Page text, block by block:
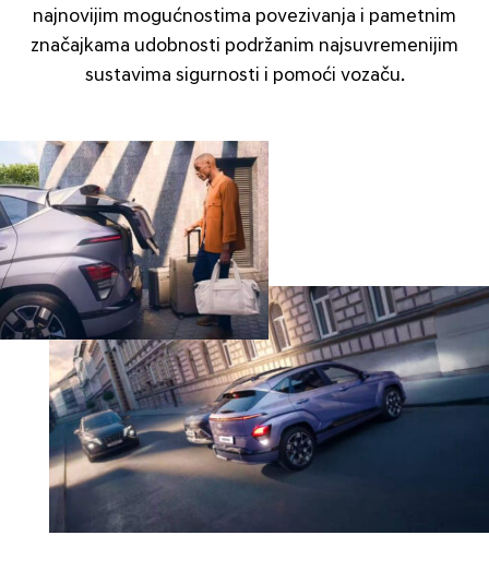
najnovijim mogućnostima povezivanja i pametnim
značajkama udobnosti podržanim najsuvremenijim
sustavima sigurnosti i pomoći vozaču.